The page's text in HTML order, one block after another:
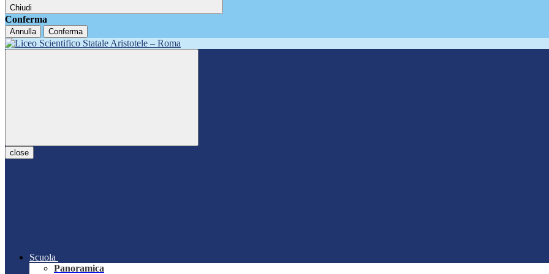
Chiudi
Conferma
Annulla Conferma
close
Scuola
Panoramica